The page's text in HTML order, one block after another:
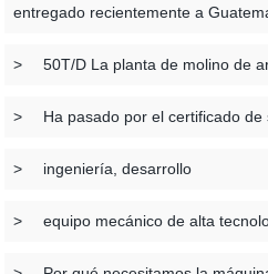
entregado recientemente a
> 50T/D La planta de molino de
> Ha pasado por el certificado de
> ingeniería, desarrollo
> equipo mecánico de alta